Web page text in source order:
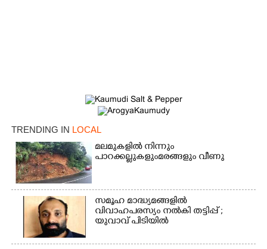
TRENDING IN LOCAL
മലമുകളിൽ നിന്നും
പാറക്കല്ലുകളുംമരങ്ങളും വീണു
സമൂഹ മാദ്ധ്യമങ്ങളിൽ
വിവാഹപരസ്യം നൽകി തട്ടിപ്പ് ;
യുവാവ് പിടിയിൽ
Share this link